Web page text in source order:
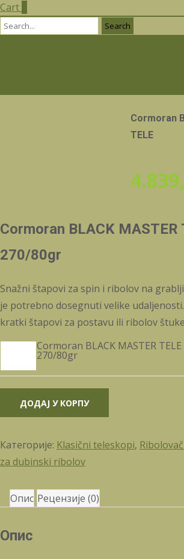
Cart
Search
Cormoran
TELE
Cormoran BLACK MASTER
270/80gr
Snažni štapovi za spin i ribolov na
je potrebno dosegnuti velike
kratki štapovi za postavu ili ribolov
Cormoran
TELE
Cormoran BLACK MASTER TELE
270/80gr
ДОДАЈ У КОРПУ
Категорије: Klasični teleskopi,
za dubinski ribolov
Опис Рецензије (0)
Опис